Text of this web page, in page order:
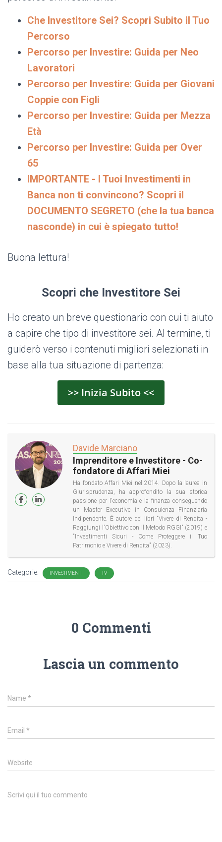
Che Investitore Sei? Scopri Subito il Tuo
Percorso
Percorso per Investire: Guida per Neo
Lavoratori
Percorso per Investire: Guida per Giovani
Coppie con Figli
Percorso per Investire: Guida per Mezza
Età
Percorso per Investire: Guida per Over
65
IMPORTANTE - I Tuoi Investimenti in
Banca non ti convincono? Scopri il
DOCUMENTO SEGRETO (che la tua banca
nasconde) in cui è spiegato tutto!
Buona lettura!
Scopri che Investitore Sei
Ho creato un breve questionario con cui ti aiuto
a capire che tipo di investitore sei. Al termine, ti
guiderò verso i contenuti migliori selezionati in
base alla tua situazione di partenza:
>> Inizia Subito <<
Davide Marciano
Imprenditore e Investitore - Co-
fondatore di Affari Miei
Ha fondato Affari Miei nel 2014. Dopo la laurea in
Giurisprudenza, ha approfondito la sua storica
passione per l'economia e la finanza conseguendo
un Master Executive in Consulenza Finanziaria
Indipendente. É autore dei libri "Vivere di Rendita -
Raggiungi l'Obiettivo con il Metodo RGGI" (2019) e
"Investimenti Sicuri - Come Proteggere il Tuo
Patrimonio e Vivere di Rendita" (2023).
Categorie: INVESTIMENTI TV
0 Commenti
Lascia un commento
Name *
Email *
Website
Scrivi qui il tuo commento